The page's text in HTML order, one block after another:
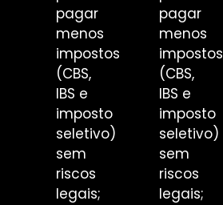
pagar
menos
impostos
(CBS,
IBS e
imposto
seletivo)
sem
riscos
legais;
pagar
menos
impostos
(CBS,
IBS e
imposto
seletivo)
sem
riscos
legais;